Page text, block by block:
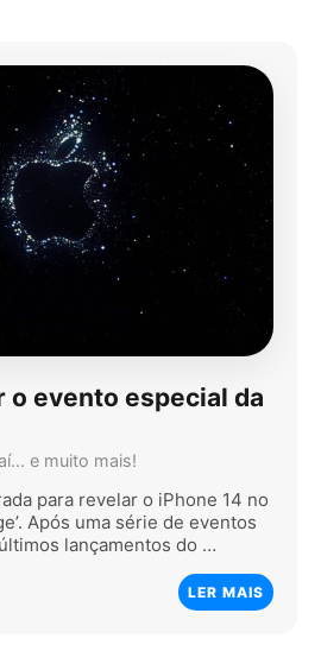
o evento especial da
e muito mais!
para revelar o iPhone 14 no
Após uma série de eventos
lançamentos do …
LER MAIS